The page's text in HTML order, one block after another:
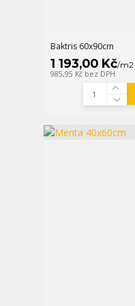
Baktris 60x90cm
1 193,00 Kč/m2
985,95 Kč bez DPH